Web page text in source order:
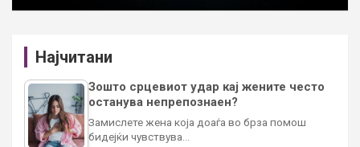
Најчитани
Зошто срцевиот удар кај жените често
останува непрепознаен?
Замислете жена која доаѓа во брза помош
бидејќи чувствува…